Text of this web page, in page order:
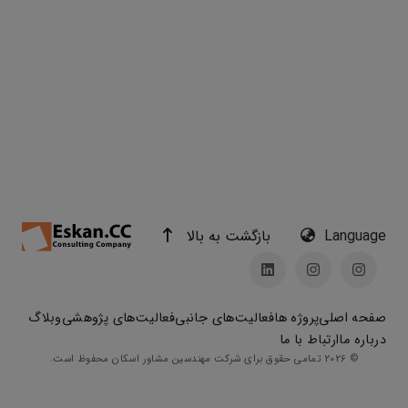
Language بازگشت به بالا
صفحه اصلیپروژه هافعالیت‌های جانبیفعالیت‌های پژوهشیوبلاگ
درباره ماارتباط با ما
© 2026 تمامی حقوق برای شرکت مهندسین مشاور اسکان محفوظ است.